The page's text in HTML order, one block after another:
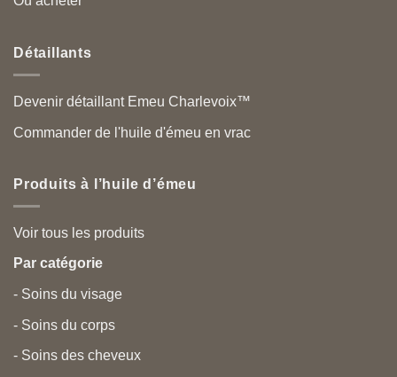
Détaillants
Devenir détaillant Emeu Charlevoix™
Commander de l'huile d'émeu en vrac
Produits à l’huile d’émeu
Voir tous les produits
Par catégorie
- Soins du visage
- Soins du corps
- Soins des cheveux